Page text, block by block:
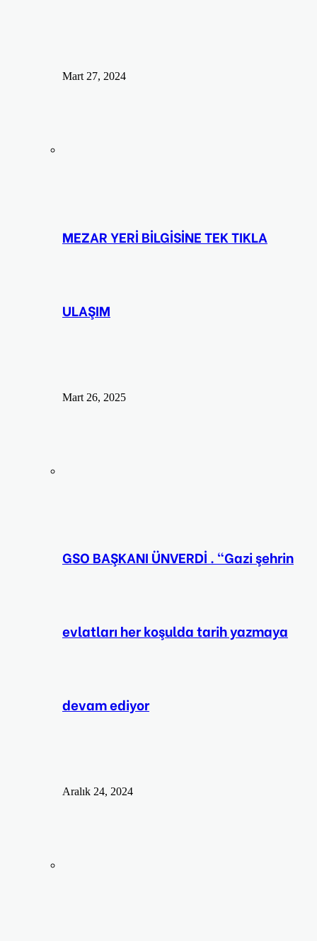
Mart 27, 2024
MEZAR YERİ BİLGİSİNE TEK TIKLA
ULAŞIM
Mart 26, 2025
GSO BAŞKANI ÜNVERDİ . “Gazi şehrin
evlatları her koşulda tarih yazmaya
devam ediyor
Aralık 24, 2024